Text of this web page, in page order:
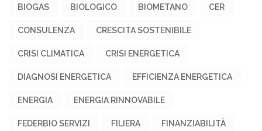
BIOGAS BIOLOGICO BIOMETANO CER
CONSULENZA CRESCITA SOSTENIBILE
CRISI CLIMATICA CRISI ENERGETICA
DIAGNOSI ENERGETICA EFFICIENZA ENERGETICA
ENERGIA ENERGIA RINNOVABILE
FEDERBIO SERVIZI FILIERA FINANZIABILITÀ